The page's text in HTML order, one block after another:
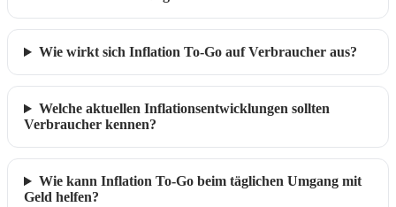
Wie wirkt sich Inflation To-Go auf Verbraucher aus?
Welche aktuellen Inflationsentwicklungen sollten
Verbraucher kennen?
Wie kann Inflation To-Go beim täglichen Umgang mit
Geld helfen?